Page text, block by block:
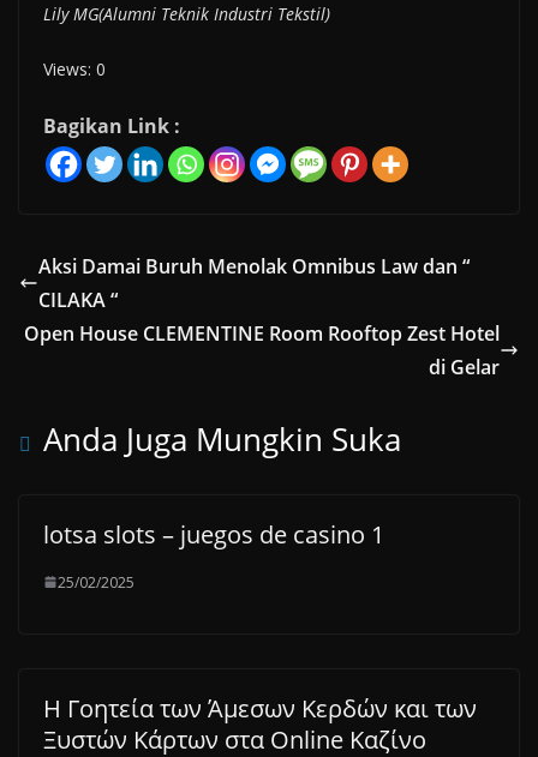
Lily MG(Alumni Teknik Industri Tekstil)
Views: 0
Bagikan Link :
Aksi Damai Buruh Menolak Omnibus Law dan “
CILAKA “
Open House CLEMENTINE Room Rooftop Zest Hotel
di Gelar
Anda Juga Mungkin Suka
lotsa slots – juegos de casino 1
25/02/2025
Η Γοητεία των Άμεσων Κερδών και των
Ξυστών Κάρτων στα Online Καζίνο